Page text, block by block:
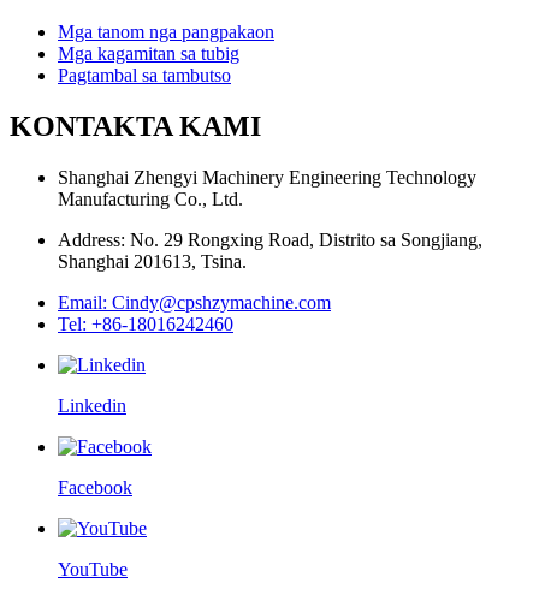
Mga tanom nga pangpakaon
Mga kagamitan sa tubig
Pagtambal sa tambutso
KONTAKTA KAMI
Shanghai Zhengyi Machinery Engineering Technology
Manufacturing Co., Ltd.
Address: No. 29 Rongxing Road, Distrito sa Songjiang,
Shanghai 201613, Tsina.
Email: Cindy@cpshzymachine.com
Tel: +86-18016242460
Linkedin
Facebook
YouTube